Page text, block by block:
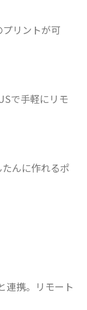
リントが可
で手軽にリモ
んに作れるポ
連携。リモート